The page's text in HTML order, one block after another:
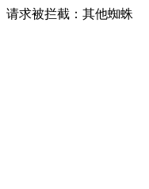
请求被拦截：其他蜘蛛